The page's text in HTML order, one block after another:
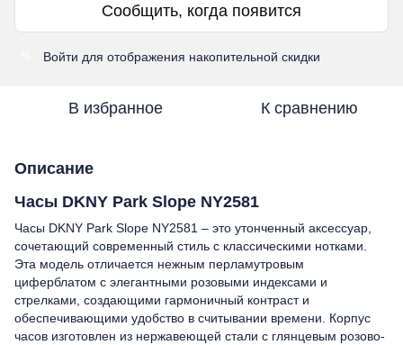
Сообщить, когда появится
Войти для отображения накопительной скидки
В избранное К сравнению
Описание
Часы DKNY Park Slope NY2581
Часы DKNY Park Slope NY2581 – это утонченный аксессуар,
сочетающий современный стиль с классическими нотками.
Эта модель отличается нежным перламутровым
циферблатом с элегантными розовыми индексами и
стрелками, создающими гармоничный контраст и
обеспечивающими удобство в считывании времени. Корпус
часов изготовлен из нержавеющей стали с глянцевым розово-